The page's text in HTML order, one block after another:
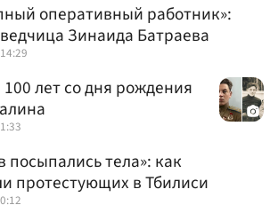
оперативный работник»:
Зинаида Батраева
лет со дня рождения
посыпались тела»: как
протестующих в Тбилиси